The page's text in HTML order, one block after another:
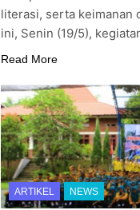
literasi, serta keimanan
ini, Senin (19/5),
Read More
ARTIKEL NEWS